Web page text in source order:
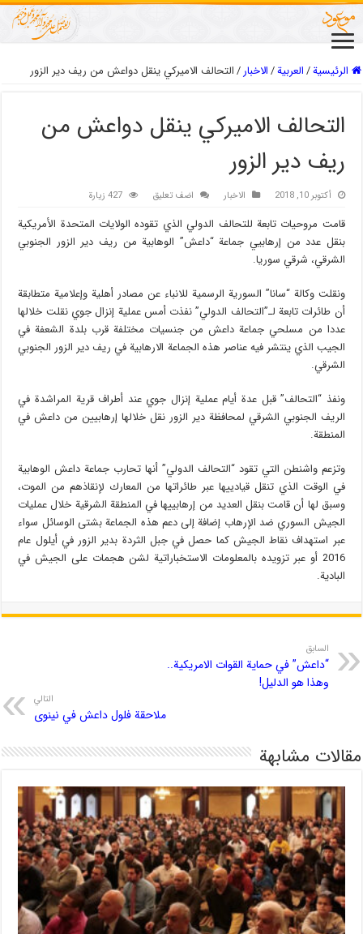
الرئيسية/العربیة/الاخبار/التحالف الاميركي ينقل دواعش من ريف دير الزور
التحالف الاميركي ينقل دواعش من
ريف دير الزور
أكتوبر 10, 2018 الاخبار اضف تعليق 427 زيارة
قامت مروحيات تابعة للتحالف الدولي الذي تقوده الولايات المتحدة الأمريكية
بنقل عدد من إرهابيي جماعة “داعش” الوهابية من ريف دير الزور الجنوبي
الشرقي، شرقي سوريا.
ونقلت وكالة “سانا” السورية الرسمية للانباء عن مصادر أهلية وإعلامية متطابقة
أن طائرات تابعة لـ”التحالف الدولي” نفذت أمس عملية إنزال جوي نقلت خلالها
عددا من مسلحي جماعة داعش من جنسيات مختلفة قرب بلدة الشعفة في
الجيب الذي ينتشر فيه عناصر هذه الجماعة الارهابية في ريف دير الزور الجنوبي
الشرقي.
ونفذ “التحالف” قبل عدة أيام عملية إنزال جوي عند أطراف قرية المراشدة في
الريف الجنوبي الشرقي لمحافظة دير الزور نقل خلالها إرهابيين من داعش في
المنطقة.
وتزعم واشنطن التي تقود “التحالف الدولي” أنها تحارب جماعة داعش الوهابية
في الوقت الذي تنقل قيادييها عبر طائراتها من المعارك لإنقاذهم من الموت،
وسبق لها أن قامت بنقل العديد من إرهابييها في المنطقة الشرقية خلال عمليات
الجيش السوري ضد الإرهاب إضافة إلى دعم هذه الجماعة بشتى الوسائل سواء
عبر استهداف نقاط الجيش كما حصل في جبل الثردة بدير الزور في أيلول عام
2016 أو عبر تزويده بالمعلومات الاستخباراتية لشن هجمات على الجيش في
البادية.
السابق
“داعش” في حماية القوات الامريكية..
وهذا هو الدليل!
التالي
ملاحقة فلول داعش في نينوى
مقالات مشابهة